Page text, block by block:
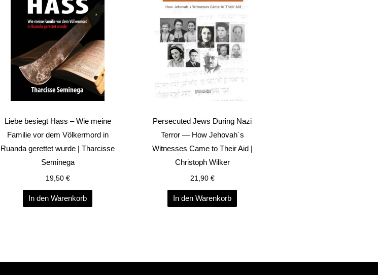
Liebe besiegt Hass – Wie meine
Familie vor dem Völkermord in
Ruanda gerettet wurde | Tharcisse
Seminega
19,50 €
In den Warenkorb
Persecuted Jews During Nazi
Terror — How Jehovah´s
Witnesses Came to Their Aid |
Christoph Wilker
21,90 €
In den Warenkorb